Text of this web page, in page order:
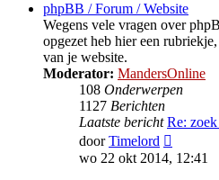
phpBB / Forum / Website
Wegens vele vragen over
opgezet heb hier een
van je website.
Moderator: MandersOnline
108 Onderwerpen
1127 Berichten
Laatste bericht Re:
doorTimelord
laatste
wo 22 okt 2014, 12:41